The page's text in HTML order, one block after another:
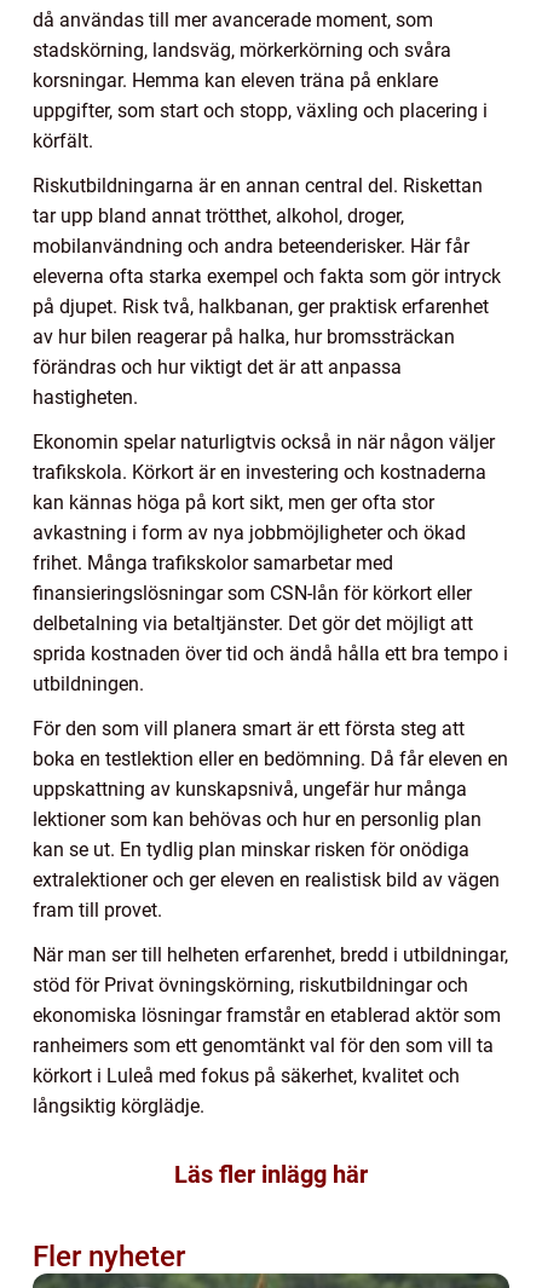
då användas till mer avancerade moment, som
stadskörning, landsväg, mörkerkörning och svåra
korsningar. Hemma kan eleven träna på enklare
uppgifter, som start och stopp, växling och placering i
körfält.
Riskutbildningarna är en annan central del. Riskettan
tar upp bland annat trötthet, alkohol, droger,
mobilanvändning och andra beteenderisker. Här får
eleverna ofta starka exempel och fakta som gör intryck
på djupet. Risk två, halkbanan, ger praktisk erfarenhet
av hur bilen reagerar på halka, hur bromssträckan
förändras och hur viktigt det är att anpassa
hastigheten.
Ekonomin spelar naturligtvis också in när någon väljer
trafikskola. Körkort är en investering och kostnaderna
kan kännas höga på kort sikt, men ger ofta stor
avkastning i form av nya jobbmöjligheter och ökad
frihet. Många trafikskolor samarbetar med
finansieringslösningar som CSN-lån för körkort eller
delbetalning via betaltjänster. Det gör det möjligt att
sprida kostnaden över tid och ändå hålla ett bra tempo i
utbildningen.
För den som vill planera smart är ett första steg att
boka en testlektion eller en bedömning. Då får eleven en
uppskattning av kunskapsnivå, ungefär hur många
lektioner som kan behövas och hur en personlig plan
kan se ut. En tydlig plan minskar risken för onödiga
extralektioner och ger eleven en realistisk bild av vägen
fram till provet.
När man ser till helheten erfarenhet, bredd i utbildningar,
stöd för Privat övningskörning, riskutbildningar och
ekonomiska lösningar framstår en etablerad aktör som
ranheimers som ett genomtänkt val för den som vill ta
körkort i Luleå med fokus på säkerhet, kvalitet och
långsiktig körglädje.
Läs fler inlägg här
Fler nyheter